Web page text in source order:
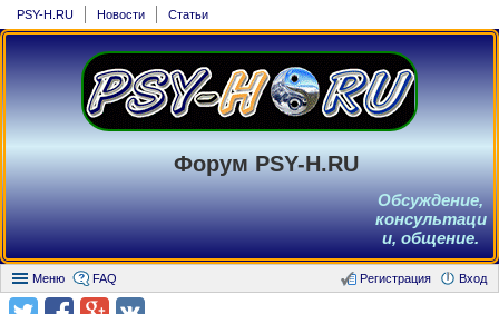
PSY-H.RU Новости Статьи
Форум PSY-H.RU
Обсуждение,
консультаци
и, общение.
Меню FAQ Вход
Регистрация